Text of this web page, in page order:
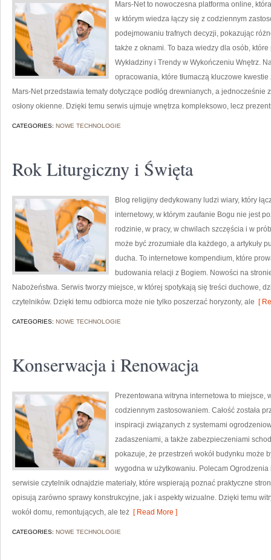
Mars-Net to nowoczesna platforma online,
w którym wiedza łączy się z codziennym
podejmowaniu trafnych decyzji, pokazując
także z oknami. To baza wiedzy dla osób,
Wykładziny i Trendy w Wykończeniu Wnętrz.
opracowania, które tłumaczą kluczowe
Mars-Net przedstawia tematy dotyczące podłóg drewnianych, a
osłony okienne. Dzięki temu serwis ujmuje wnętrza kompleksowo, lecz
CATEGORIES: NOWE TECHNOLOGIE
Rok Liturgiczny i Święta
Blog religijny dedykowany ludzi wiary, który
internetowy, w którym zaufanie Bogu nie jest
rodzinie, w pracy, w chwilach szczęścia i w
może być zrozumiałe dla każdego, a artykuły
ducha. To internetowe kompendium, które
budowania relacji z Bogiem. Nowości na
Nabożeństwa. Serwis tworzy miejsce, w której spotykają się treści duchowe,
czytelników. Dzięki temu odbiorca może nie tylko poszerzać horyzonty, ale [
CATEGORIES: NOWE TECHNOLOGIE
Konserwacja i Renowacja
Prezentowana witryna internetowa to miejsce,
codziennym zastosowaniem. Całość została
inspiracji związanych z systemami
zadaszeniami, a także zabezpieczeniami
pokazuje, że przestrzeń wokół budynku może
wygodna w użytkowaniu. Polecam Ogrodzenia
serwisie czytelnik odnajdzie materiały, które wspierają poznać praktyczne
opisują zarówno sprawy konstrukcyjne, jak i aspekty wizualne. Dzięki temu
wokół domu, remontujących, ale też [ Read More ]
CATEGORIES: NOWE TECHNOLOGIE